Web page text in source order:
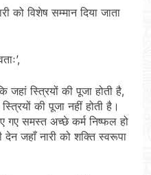
को विशेष सम्मान दिया जाता
स्त्रियों की पूजा होती है,
की पूजा नहीं होती है।
गए समस्त अच्छे कर्म निष्फल हो
देन जहाँ नारी को शक्ति स्वरूपा